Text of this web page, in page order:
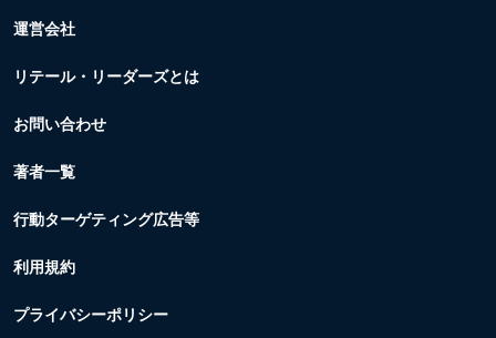
運営会社
リテール・リーダーズとは
お問い合わせ
著者一覧
行動ターゲティング広告等
利用規約
プライバシーポリシー